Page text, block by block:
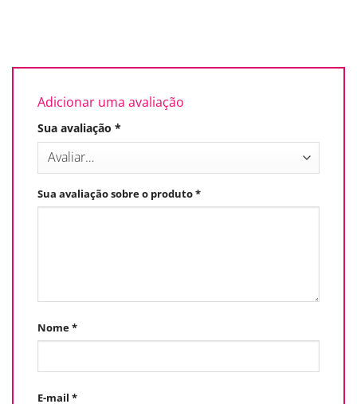
Adicionar uma avaliação
Sua avaliação *
Sua avaliação sobre o produto*
Nome*
E-mail *